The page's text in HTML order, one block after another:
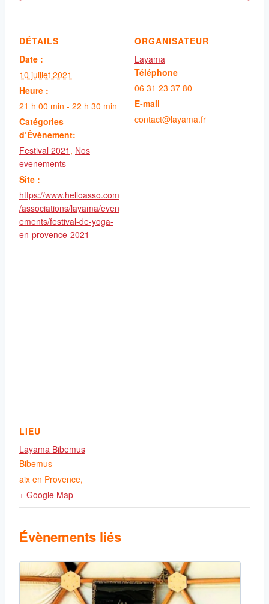
DÉTAILS
Date :
10 juillet 2021
Heure :
21 h 00 min - 22 h 30 min
Catégories
d’Évènement:
Festival 2021 , Nos
evenements
Site :
https://www.helloasso.com
/associations/layama/even
ements/festival-de-yoga-
en-provence-2021
ORGANISATEUR
Layama
Téléphone
06 31 23 37 80
E-mail
contact@layama.fr
LIEU
Layama Bibemus
Bibemus
aix en Provence,
+ Google Map
Évènements liés